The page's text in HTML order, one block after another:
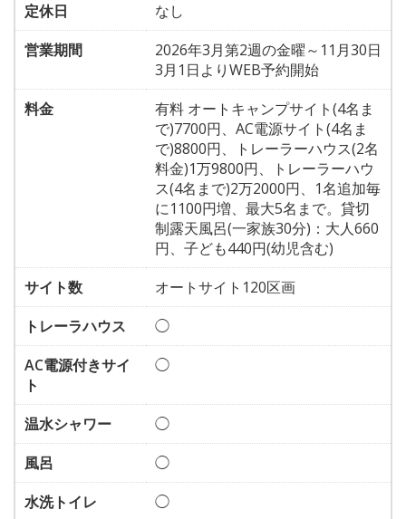
定休日
なし
営業期間
2026年3月第2週の金曜～11月30日
3月1日よりWEB予約開始
料金
有料 オートキャンプサイト(4名ま
で)7700円、AC電源サイト(4名ま
で)8800円、トレーラーハウス(2名
料金)1万9800円、トレーラーハウ
ス(4名まで)2万2000円、1名追加毎
に1100円増、最大5名まで。貸切
制露天風呂(一家族30分)：大人660
円、子ども440円(幼児含む)
サイト数
オートサイト120区画
トレーラハウス
◯
AC電源付きサイ
ト
◯
温水シャワー
◯
風呂
◯
水洗トイレ
◯